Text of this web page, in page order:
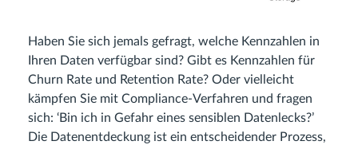
Haben Sie sich jemals gefragt, welche Kennzahlen in
Ihren Daten verfügbar sind? Gibt es Kennzahlen für
Churn Rate und Retention Rate? Oder vielleicht
kämpfen Sie mit Compliance-Verfahren und fragen
sich: ‘Bin ich in Gefahr eines sensiblen Datenlecks?’
Die Datenentdeckung ist ein entscheidender Prozess,